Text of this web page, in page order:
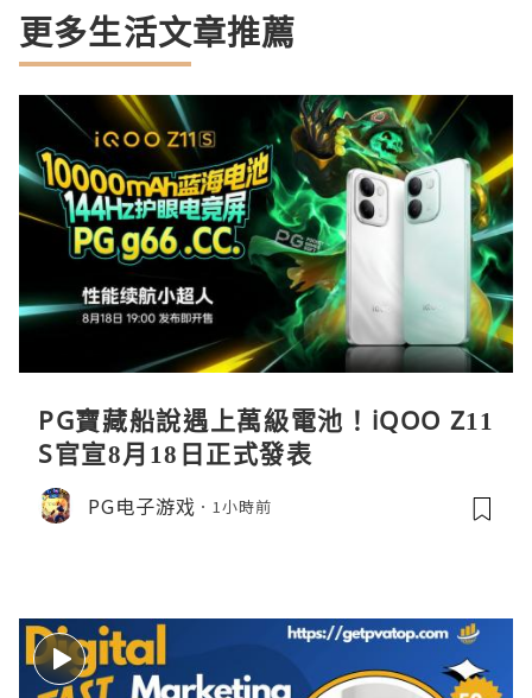
更多生活文章推薦
PG寶藏船說遇上萬級電池！iQOO Z11
S官宣8月18日正式發表
PG电子游戏 1小時前